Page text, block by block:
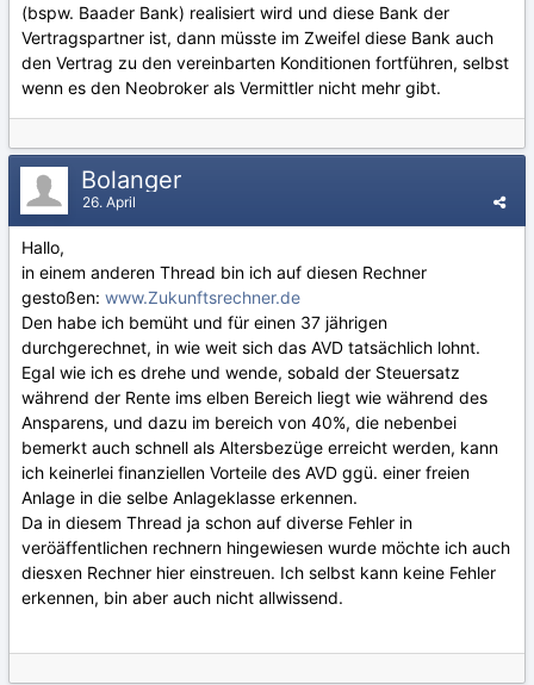
(bspw. Baader Bank) realisiert wird und diese Bank der
Vertragspartner ist, dann müsste im Zweifel diese Bank auch
den Vertrag zu den vereinbarten Konditionen fortführen, selbst
wenn es den Neobroker als Vermittler nicht mehr gibt.
Bolanger
26. April
Hallo,
in einem anderen Thread bin ich auf diesen Rechner
gestoßen: www.Zukunftsrechner.de
Den habe ich bemüht und für einen 37 jährigen
durchgerechnet, in wie weit sich das AVD tatsächlich lohnt.
Egal wie ich es drehe und wende, sobald der Steuersatz
während der Rente ims elben Bereich liegt wie während des
Ansparens, und dazu im bereich von 40%, die nebenbei
bemerkt auch schnell als Altersbezüge erreicht werden, kann
ich keinerlei finanziellen Vorteile des AVD ggü. einer freien
Anlage in die selbe Anlageklasse erkennen.
Da in diesem Thread ja schon auf diverse Fehler in
veröäffentlichen rechnern hingewiesen wurde möchte ich auch
diesxen Rechner hier einstreuen. Ich selbst kann keine Fehler
erkennen, bin aber auch nicht allwissend.